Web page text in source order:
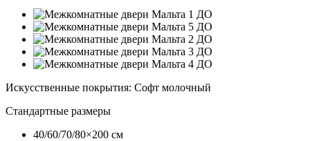
Искусственные покрытия: Софт молочный
Стандартные размеры
40/60/70/80×200 см